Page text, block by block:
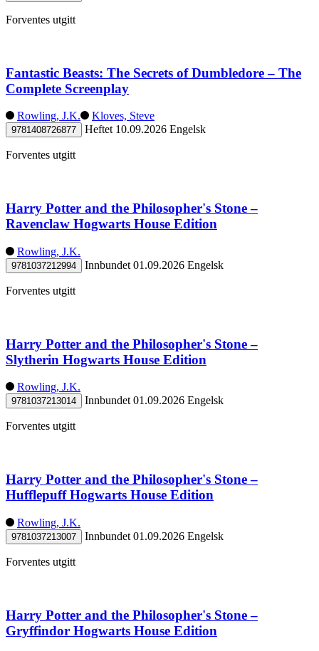
Forventes utgitt
Fantastic Beasts: The Secrets of Dumbledore – The
Complete Screenplay
Rowling, J.K. Kloves, Steve
9781408726877 Heftet 10.09.2026 Engelsk
Forventes utgitt
Harry Potter and the Philosopher's Stone –
Ravenclaw Hogwarts House Edition
Rowling, J.K.
9781037212994 Innbundet 01.09.2026 Engelsk
Forventes utgitt
Harry Potter and the Philosopher's Stone –
Slytherin Hogwarts House Edition
Rowling, J.K.
9781037213014 Innbundet 01.09.2026 Engelsk
Forventes utgitt
Harry Potter and the Philosopher's Stone –
Hufflepuff Hogwarts House Edition
Rowling, J.K.
9781037213007 Innbundet 01.09.2026 Engelsk
Forventes utgitt
Harry Potter and the Philosopher's Stone –
Gryffindor Hogwarts House Edition